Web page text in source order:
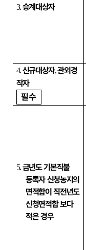
3.승계대상자
4.신규대상자,관외경
작자
필수
5.금년도 기본직불
등록자 신청농지의
면적합이 직전년도
신청면적합 보다
적은 경우